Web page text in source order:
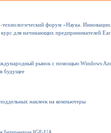
форум «Наука.
для начинающих предпринимателей
рынок с помощью Windows
будущее
наклеек на компьютеры